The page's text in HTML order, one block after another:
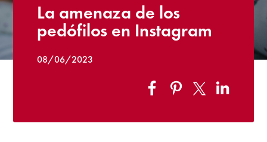
La amenaza de los
pedófilos en Instagram
08/06/2023